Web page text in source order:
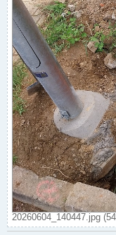
20260604_140447.jpg